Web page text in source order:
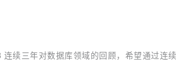
三年对数据库领域的回顾，希望通过连